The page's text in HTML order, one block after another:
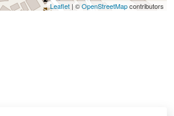
Leaflet | ©OpenStreetMapcontributors